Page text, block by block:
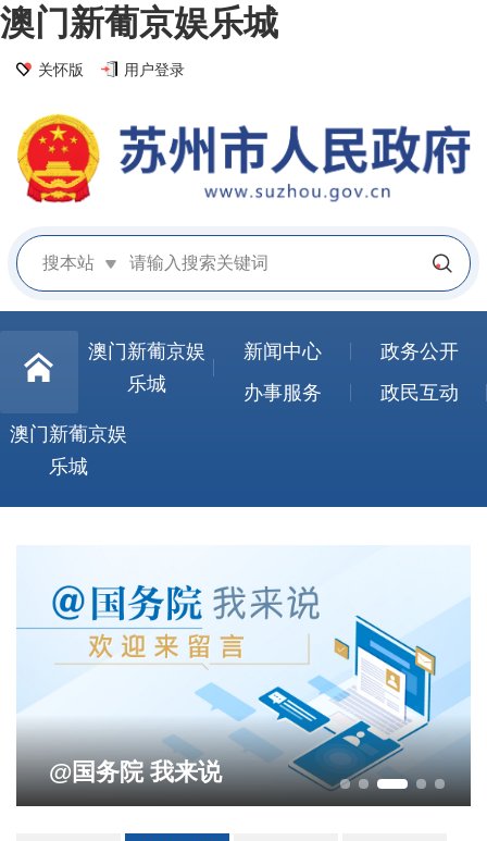
澳门新葡京娱乐城
关怀版 用户登录
搜本站
澳门新葡京娱
乐城
新闻中心
政务公开
办事服务
政民互动
澳门新葡京娱
乐城